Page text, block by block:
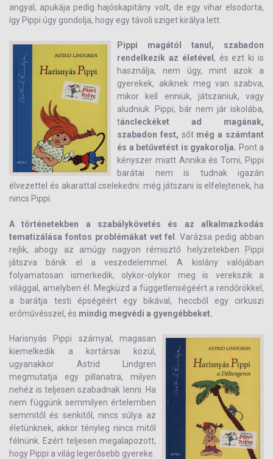
angyal, apukája pedig hajóskapitány volt, de egy vihar elsodorta,
így Pippi úgy gondolja, hogy egy távoli sziget királya lett.
Pippi magától tanul, szabadon
rendelkezik az életével , és ezt ki is
használja, nem úgy, mint azok a
gyerekek, akiknek meg van szabva,
mikor kell enniük, játszaniuk, vagy
aludniuk. Pippi, bár nem jár iskolába,
táncleckéket ad magának,
szabadon fest, sőt még a számtant
és a betűvetést is gyakorolja. Pont a
kényszer miatt Annika és Tomi, Pippi
barátai nem is tudnak igazán
élvezettel és akarattal cselekedni: még játszani is elfelejtenek, ha
nincs Pippi.
A történetekben a szabálykövetés és az alkalmazkodás
tematizálása fontos problémákat vet fel
. Varázsa pedig abban
rejlik, ahogy az amúgy nagyon rémisztő helyzetekben Pippi
játszva bánik el a veszedelemmel. A kislány valójában
folyamatosan ismerkedik, olykor-olykor meg is verekszik a
világgal, amelyben él. Megküzd a függetlenségéért a rendőrökkel,
a barátja testi épségéért egy bikával, heccből egy cirkuszi
erőművésszel, és mindig megvédi a gyengébbeket.
Harisnyás Pippi szárnyal, magasan
kiemelkedik a kortársai közül,
ugyanakkor Astrid Lindgren
megmutatja egy pillanatra, milyen
nehéz is teljesen szabadnak lenni. Ha
nem függünk semmilyen értelemben
semmitől és senkitől, nincs súlya az
életünknek, akkor tényleg nincs mitől
félnünk. Ezért teljesen megalapozott,
hogy Pippi a világ legerősebb gyereke.